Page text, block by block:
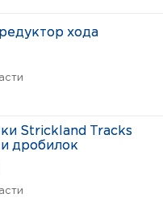
хода
Strickland Tracks
дробилок